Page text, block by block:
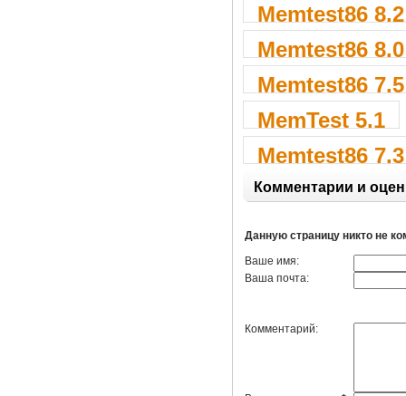
Memtest86 8.2
Memtest86 8.0
Memtest86 7.5
MemTest 5.1
Memtest86 7.3
Комментарии и
Данную страницу никто не
Ваше имя:
Ваша почта:
Комментарий: